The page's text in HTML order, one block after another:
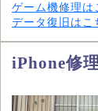
ゲーム機修理は
データ復旧はこ
iPhone修